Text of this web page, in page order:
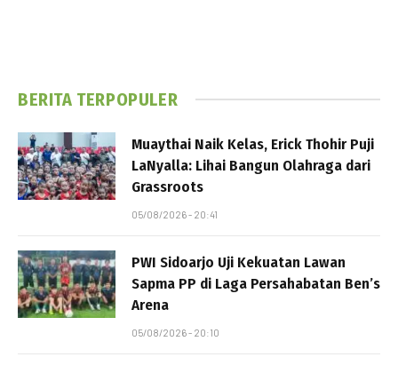
BERITA TERPOPULER
Muaythai Naik Kelas, Erick Thohir Puji
LaNyalla: Lihai Bangun Olahraga dari
Grassroots
05/08/2026 - 20:41
PWI Sidoarjo Uji Kekuatan Lawan
Sapma PP di Laga Persahabatan Ben’s
Arena
05/08/2026 - 20:10